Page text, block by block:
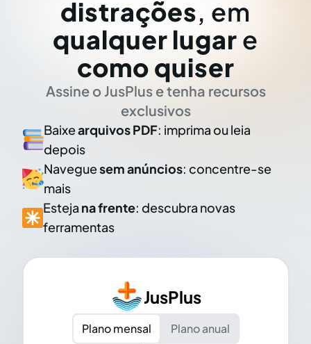
distrações, em
qualquer lugar e
como quiser
Assine o JusPlus e tenha recursos
exclusivos
Baixearquivos PDF: imprima ou leia
depois
Naveguesem anúncios: concentre-se
mais
Esteja na frente: descubra novas
ferramentas
JusPlus
Plano mensal
Plano anual